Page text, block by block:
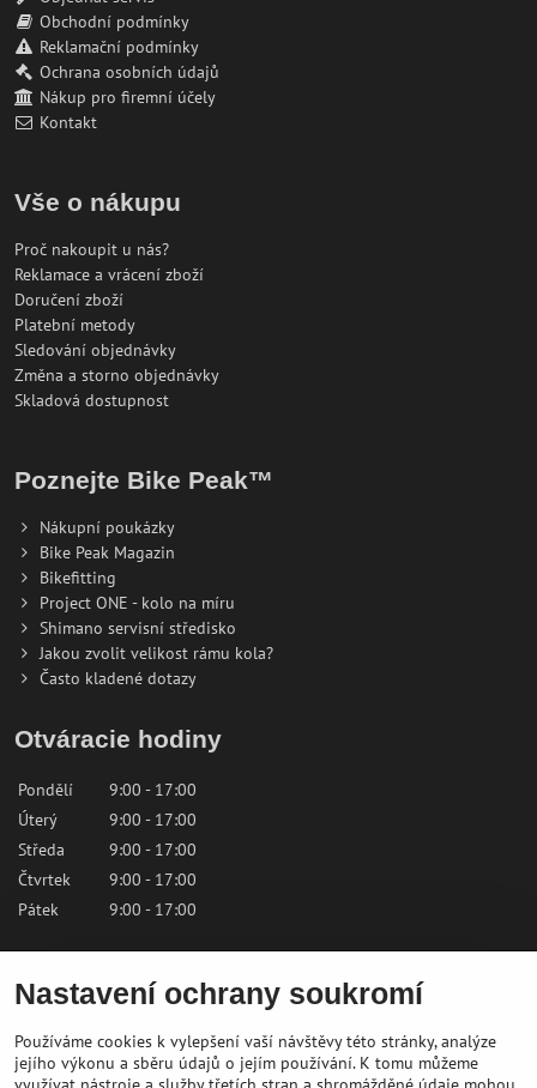
Obchodní podmínky
Reklamační podmínky
Ochrana osobních údajů
Nákup pro firemní účely
Kontakt
Vše o nákupu
Proč nakoupit u nás?
Reklamace a vrácení zboží
Doručení zboží
Platební metody
Sledování objednávky
Změna a storno objednávky
Skladová dostupnost
Poznejte Bike Peak™
Nákupní poukázky
Bike Peak Magazin
Bikefitting
Project ONE - kolo na míru
Shimano servisní středisko
Jakou zvolit velikost rámu kola?
Často kladené dotazy
Otváracie hodiny
Pondělí
9:00 - 17:00
Úterý
9:00 - 17:00
Středa
9:00 - 17:00
Čtvrtek
9:00 - 17:00
Pátek
9:00 - 17:00
Neděle
Zavřeno
Kontaktujte nás
Nastavení ochrany soukromí
Používáme cookies k vylepšení vaší návštěvy této stránky, analýze
jejího výkonu a sběru údajů o jejím používání. K tomu můžeme